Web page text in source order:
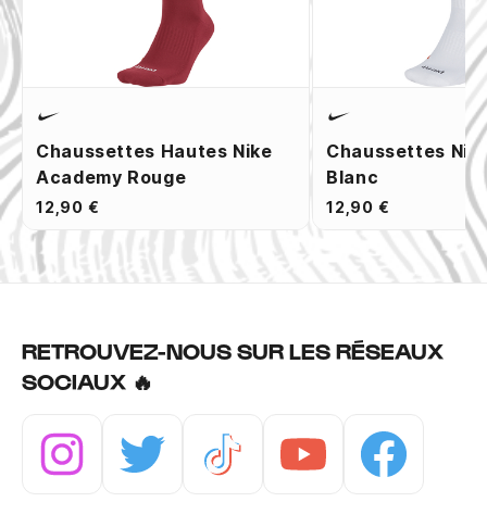
Chaussettes Hautes Nike
Academy Rouge
12,90 €
Chaussettes
Blanc
12,90 €
RETROUVEZ-NOUS SUR LES RÉSEAUX
SOCIAUX 🔥